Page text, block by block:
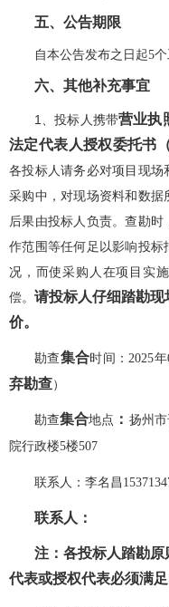
五、公告期限
自本公告发布之日起5个
六、其他补充事宜
1、投标人携带营业执
法定代表人授权委托书
各投标人请务必对项目现
采购中，对现场资料和数
后果由投标人负责。查勘
作范围等任何足以影响投
况，而使采购人在项目实
偿。 请投标人仔细踏勘
价。
勘查集合时间：2025年
弃勘查）
勘查集合地点 ： 扬州
院行政楼5楼507
联系人：李名昌
联系人：
注：各投标人踏勘
代表或授权代表必须满足